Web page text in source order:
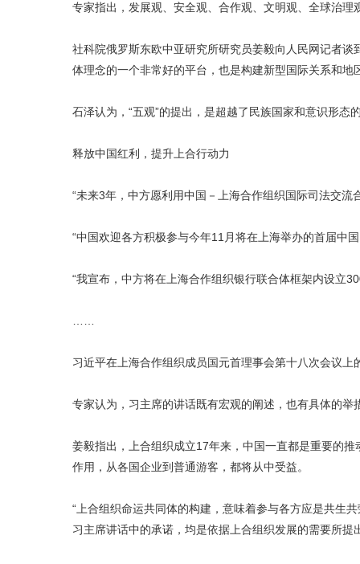
专家指出，发展观、安全观、合作观、文明观、全球治
社科院俄罗斯东欧中亚研究所研究员姜毅向人民网记者
体理念的一个非常好的平台，也是构建新型国际关系和地
石泽认为，“五观”的提出，是超越了民族国家和意识形态
释放中国红利，提升上合行动力
“未来3年，中方愿利用中国－上海合作组织国际司法交
“中国欢迎各方积极参与今年11月将在上海举办的首届中
“我宣布，中方将在上海合作组织银行联合体框架内设立
习近平在上海合作组织成员国元首理事会第十八次会议
专家认为，习主席的讲话既有宏观的阐述，也有具体的
姜毅指出，上合组织成立17年来，中国一直都是重要的
作用，从各国企业到普通游客，都将从中受益。
“上合组织命运共同体的构建，意味着参与各方应是共生
习主席讲话中的承诺，均是依据上合组织发展的需要所